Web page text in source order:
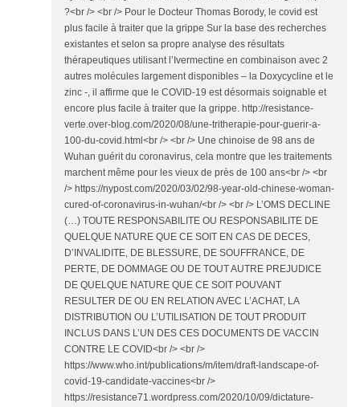
?<br /> <br /> Pour le Docteur Thomas Borody, le covid est
plus facile à traiter que la grippe Sur la base des recherches
existantes et selon sa propre analyse des résultats
thérapeutiques utilisant l’Ivermectine en combinaison avec 2
autres molécules largement disponibles – la Doxycycline et le
zinc -, il affirme que le COVID-19 est désormais soignable et
encore plus facile à traiter que la grippe. http://resistance-
verte.over-blog.com/2020/08/une-tritherapie-pour-guerir-a-
100-du-covid.html<br /> <br /> Une chinoise de 98 ans de
Wuhan guérit du coronavirus, cela montre que les traitements
marchent même pour les vieux de près de 100 ans<br /> <br
/> https://nypost.com/2020/03/02/98-year-old-chinese-woman-
cured-of-coronavirus-in-wuhan/<br /> <br /> L’OMS DECLINE
(…) TOUTE RESPONSABILITE OU RESPONSABILITE DE
QUELQUE NATURE QUE CE SOIT EN CAS DE DECES,
D’INVALIDITE, DE BLESSURE, DE SOUFFRANCE, DE
PERTE, DE DOMMAGE OU DE TOUT AUTRE PREJUDICE
DE QUELQUE NATURE QUE CE SOIT POUVANT
RESULTER DE OU EN RELATION AVEC L’ACHAT, LA
DISTRIBUTION OU L’UTILISATION DE TOUT PRODUIT
INCLUS DANS L’UN DES CES DOCUMENTS DE VACCIN
CONTRE LE COVID<br /> <br />
https://www.who.int/publications/m/item/draft-landscape-of-
covid-19-candidate-vaccines<br />
https://resistance71.wordpress.com/2020/10/09/dictature-